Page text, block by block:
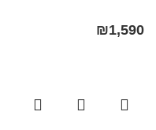
₪1,590